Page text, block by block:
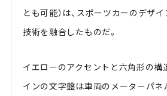
とも可能）は、スポーツカーのデザ
技術を融合したものだ。
イエローのアクセントと六角形の
インの文字盤は車両のメーターパネ